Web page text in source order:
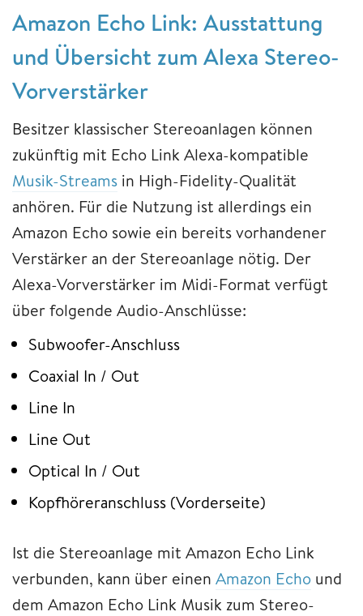
Amazon Echo Link: Ausstattung
und Übersicht zum Alexa Stereo-
Vorverstärker
Besitzer klassischer Stereoanlagen können
zukünftig mit Echo Link Alexa-kompatible
Musik-Streams in High-Fidelity-Qualität
anhören. Für die Nutzung ist allerdings ein
Amazon Echo sowie ein bereits vorhandener
Verstärker an der Stereoanlage nötig. Der
Alexa-Vorverstärker im Midi-Format verfügt
über folgende Audio-Anschlüsse:
Subwoofer-Anschluss
Coaxial In / Out
Line In
Line Out
Optical In / Out
Kopfhöreranschluss (Vorderseite)
Ist die Stereoanlage mit Amazon Echo Link
verbunden, kann über einen Amazon Echo und
dem Amazon Echo Link Musik zum Stereo-